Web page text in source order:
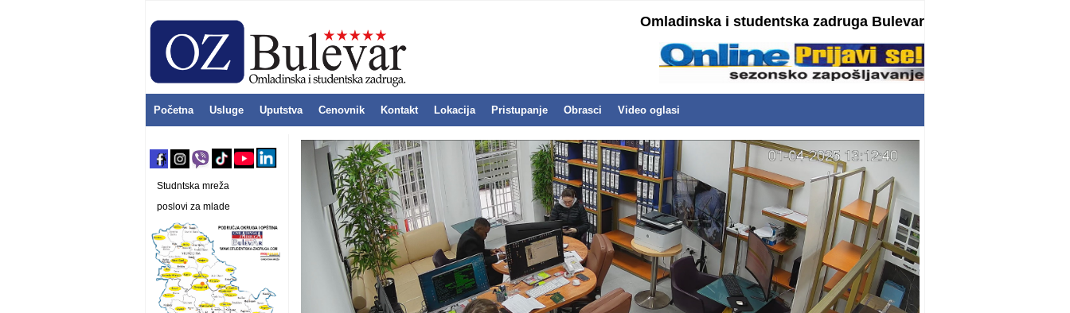
Omladinska i studentska zadruga Bulevar
Početna Usluge Uputstva Cenovnik Kontakt Lokacija Pristupanje Obrasci Video oglasi
Studntska mreža
poslovi za mlade